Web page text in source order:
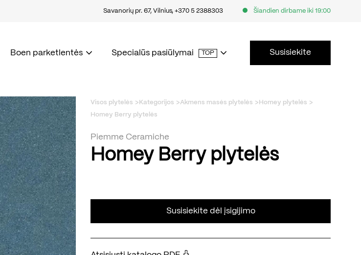
Savanorių pr. 67, Vilnius, +370 5 2388303 Šiandien dirbame iki 19:00
Boen parketlentės Specialūs pasiūlymai TOP Susisiekite
Visos plytelės Kategorijos Akmens masės plytelės
Homey plytelės
Homey Berry plytelės
Piemme Ceramiche
Homey Berry plytelės
Susisiekite dėl įsigijimo